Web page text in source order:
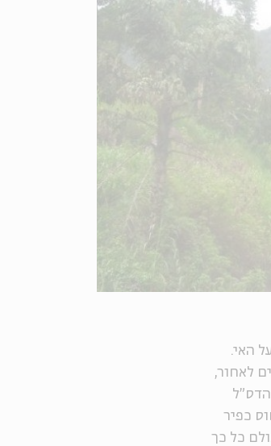
האי.
לאחור,
הדס"ל
כפיר
כל כך